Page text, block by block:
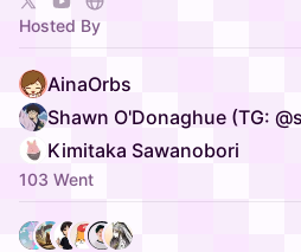
Hosted By
AinaOrbs
Shawn O'Donaghue (TG:
Kimitaka Sawanobori
103 Went